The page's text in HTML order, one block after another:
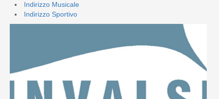
Indirizzo Musicale
Indirizzo Sportivo